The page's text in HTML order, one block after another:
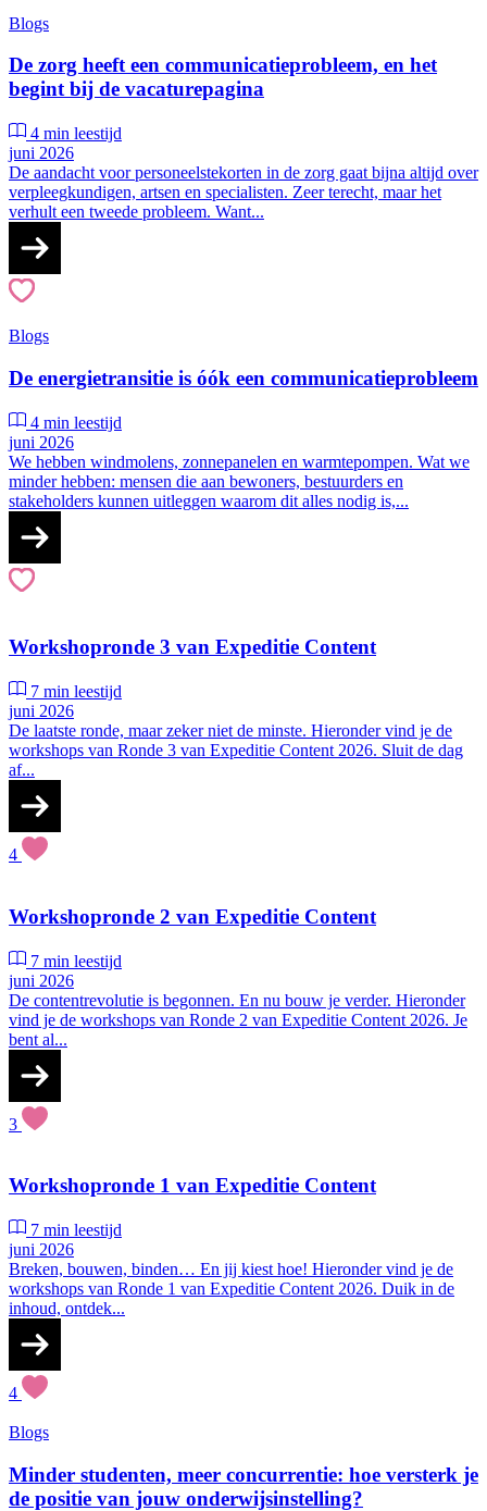
Blogs
De zorg heeft een communicatieprobleem, en het
begint bij de vacaturepagina
4 min leestijd
juni 2026
De aandacht voor personeelstekorten in de zorg gaat bijna altijd over
verpleegkundigen, artsen en specialisten. Zeer terecht, maar het
verhult een tweede probleem. Want...
Blogs
De energietransitie is óók een communicatieprobleem
4 min leestijd
juni 2026
We hebben windmolens, zonnepanelen en warmtepompen. Wat we
minder hebben: mensen die aan bewoners, bestuurders en
stakeholders kunnen uitleggen waarom dit alles nodig is,...
Workshopronde 3 van Expeditie Content
7 min leestijd
juni 2026
De laatste ronde, maar zeker niet de minste. Hieronder vind je de
workshops van Ronde 3 van Expeditie Content 2026. Sluit de dag
af...
4
Workshopronde 2 van Expeditie Content
7 min leestijd
juni 2026
De contentrevolutie is begonnen. En nu bouw je verder. Hieronder
vind je de workshops van Ronde 2 van Expeditie Content 2026. Je
bent al...
3
Workshopronde 1 van Expeditie Content
7 min leestijd
juni 2026
Breken, bouwen, binden… En jij kiest hoe! Hieronder vind je de
workshops van Ronde 1 van Expeditie Content 2026. Duik in de
inhoud, ontdek...
4
Blogs
Minder studenten, meer concurrentie: hoe versterk je
de positie van jouw onderwijsinstelling?